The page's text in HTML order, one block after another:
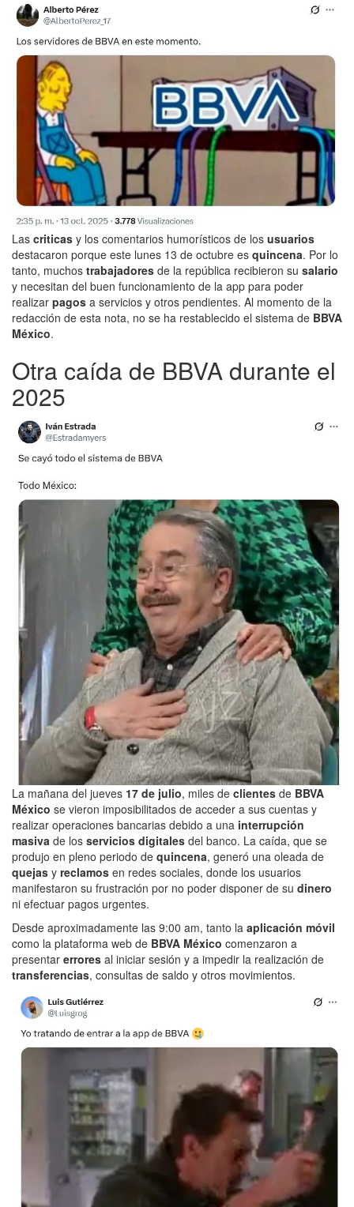
Las criticas y los comentarios humorísticos de los usuarios
destacaron porque este lunes 13 de octubre es quincena. Por lo
tanto, muchos trabajadores de la república recibieron su salario
y necesitan del buen funcionamiento de la app para poder
realizar pagos a servicios y otros pendientes. Al momento de la
redacción de esta nota, no se ha restablecido el sistema de BBVA
México.
Otra caída de BBVA durante el
2025
La mañana del jueves 17 de julio, miles de clientes de BBVA
México se vieron imposibilitados de acceder a sus cuentas y
realizar operaciones bancarias debido a una interrupción
masiva de los servicios digitales del banco. La caída, que se
produjo en pleno periodo de quincena, generó una oleada de
quejas y reclamos en redes sociales, donde los usuarios
manifestaron su frustración por no poder disponer de su dinero
ni efectuar pagos urgentes.
Desde aproximadamente las 9:00 am, tanto la aplicación móvil
como la plataforma web de BBVA México comenzaron a
presentar errores al iniciar sesión y a impedir la realización de
transferencias, consultas de saldo y otros movimientos.